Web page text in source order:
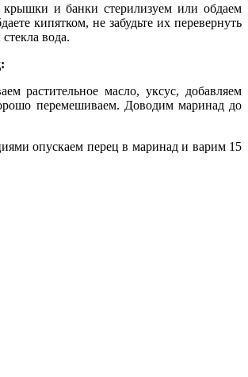
и банки стерилизуем или обдаем
кипятком, не забудьте их перевернуть
вода.
растительное масло, уксус, добавляем
перемешиваем. Доводим маринад до
опускаем перец в маринад и варим 15